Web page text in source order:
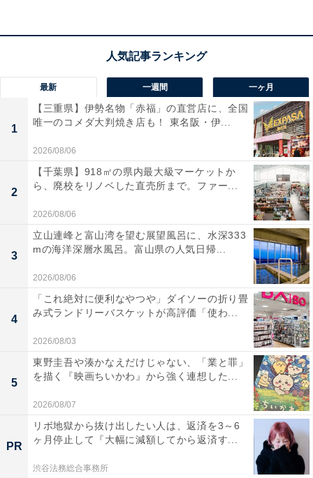
ロングバッテリーも大きなポイント！ Bluetooth 5.4に対
応し、有線・USB-C接続、マルチポイント機能、専用ア
プリではゲームモードやシアターモードに切り替え可
能。シーンに応じて最適なリスニング体験が楽しめま
す。
ユーザーからは「コスパで考えた時に満点以上だと思い
ます」「低音から高音まで全体的にバランスが取れてい
る」という声があがっています。一方で、「値段相応の
音質」という声も。コスパよく買いたい人や、ノイズキ
ャンセリングを試したい人には、おすすめの商品といえ
そうです。
最新 一週間 一ヶ月
1
【三重県】伊勢名物「赤福」の直営店に、全国
唯一のコメダ大判焼き店も！ 東名阪・伊...
2026/08/06
2
【千葉県】918㎡の県内最大級マーケットか
ら、廃校をリノベした直売所まで。ファー...
2026/08/06
3
立山連峰と富山湾を望む展望風呂に、水深333
mの海洋深層水風呂。富山県の人気日帰...
2026/08/06
4
「これ絶対に便利なやつや」ダイソーの折り畳
み式ランドリーバスケットが高評価「使わ...
2026/08/03
5
東野圭吾や湊かなえだけじゃない、「業と罪」
を描く『映画ちいかわ』から強く連想した...
2026/08/07
PR
リボ地獄から抜け出したい人は、返済を3～6
ヶ月停止して『大幅に減額してから返済す...
渋谷法務総合事務所